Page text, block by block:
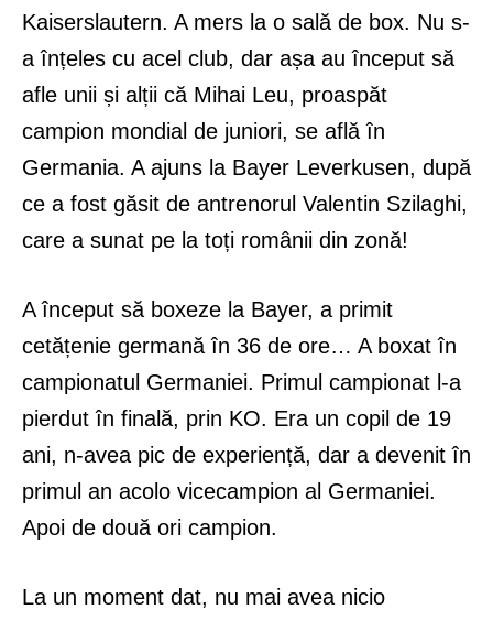
Kaiserslautern. A mers la o sală de box. Nu s-
a înțeles cu acel club, dar așa au început să
afle unii și alții că Mihai Leu, proaspăt
campion mondial de juniori, se află în
Germania. A ajuns la Bayer Leverkusen, după
ce a fost găsit de antrenorul Valentin Szilaghi,
care a sunat pe la toți românii din zonă!
A început să boxeze la Bayer, a primit
cetățenie germană în 36 de ore… A boxat în
campionatul Germaniei. Primul campionat l-a
pierdut în finală, prin KO. Era un copil de 19
ani, n-avea pic de experiență, dar a devenit în
primul an acolo vicecampion al Germaniei.
Apoi de două ori campion.
La un moment dat, nu mai avea nicio